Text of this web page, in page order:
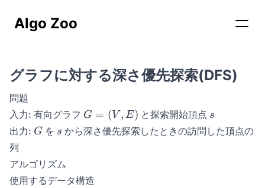
Algo Zoo
グラフに対する深さ優先探索(DFS)
問題
入力: 有向グラフ G
=
(V,
G = (V , E) と探索開始頂点 s
s
出力: G
G を s
s から深さ優先探索したときの訪問した頂点の
列
アルゴリズム
使用するデータ構造